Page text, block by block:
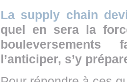
La supply chain
quel en sera la
l’anticiper, s’y